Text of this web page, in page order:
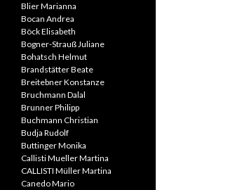
Blier Marianna
Bocan Andrea
Böck Elisabeth
Bogner-Strauß Juliane
Bohatsch Helmut
Brandstätter Beate
Breitebner Konstanze
Bruchmann Dalal
Brunner Philipp
Buchmann Christian
Budja Rudolf
Buttinger Monika
Callisti Mueller Martina
CALLISTI Müller Martina
Canedo Mario